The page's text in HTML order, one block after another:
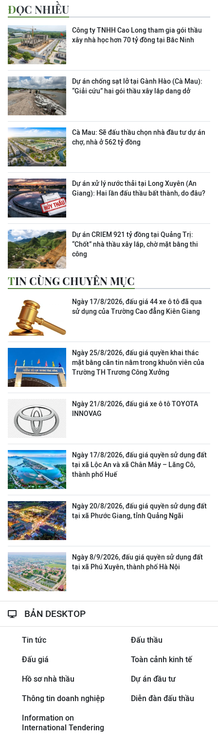
ĐỌC NHIỀU
Công ty TNHH Cao Long tham gia gói thầu
xây nhà học hơn 70 tỷ đồng tại Bắc Ninh
Dự án chống sạt lở tại Gành Hào (Cà Mau):
“Giải cứu” hai gói thầu xây lắp dang dở
Cà Mau: Sẽ đấu thầu chọn nhà đầu tư dự án
chợ, nhà ở 562 tỷ đồng
Dự án xử lý nước thải tại Long Xuyên (An
Giang): Hai lần đấu thầu bất thành, do đâu?
Dự án CRIEM 921 tỷ đồng tại Quảng Trị:
“Chốt” nhà thầu xây lắp, chờ mặt bằng thi
công
TIN CÙNG CHUYÊN MỤC
Ngày 17/8/2026, đấu giá 44 xe ô tô đã qua
sử dụng của Trường Cao đẳng Kiên Giang
Ngày 25/8/2026, đấu giá quyền khai thác
mặt bằng căn tin nằm trong khuôn viên của
Trường TH Trương Công Xưởng
Ngày 21/8/2026, đấu giá xe ô tô TOYOTA
INNOVAG
Ngày 17/8/2026, đấu giá quyền sử dụng đất
tại xã Lộc An và xã Chân Mây – Lăng Cô,
thành phố Huế
Ngày 20/8/2026, đấu giá quyền sử dụng đất
tại xã Phước Giang, tỉnh Quảng Ngãi
Ngày 8/9/2026, đấu giá quyền sử dụng đất
tại xã Phú Xuyên, thành phố Hà Nội
BẢN DESKTOP
Tin tức Đấu thầu
Đấu giá Toàn cảnh kinh tế
Hồ sơ nhà thầu Dự án đầu tư
Thông tin doanh nghiệp Diễn đàn đấu thầu
Information on
International Tendering